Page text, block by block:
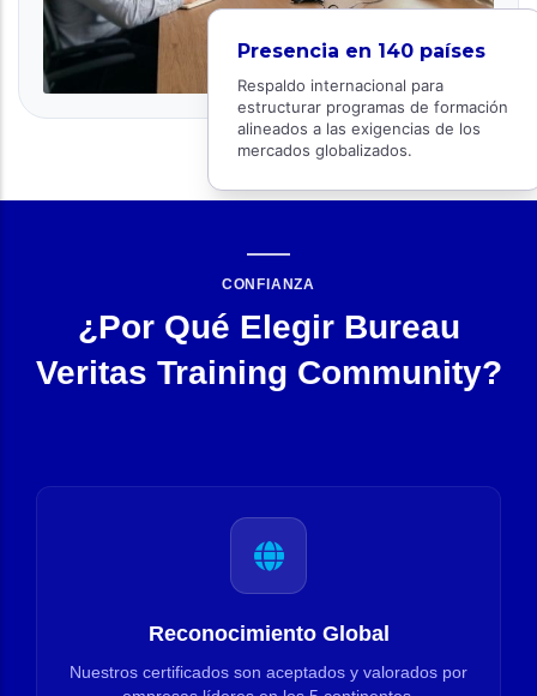
Presencia en 140 países
Respaldo internacional para
estructurar programas de formación
alineados a las exigencias de los
mercados globalizados.
CONFIANZA
¿Por Qué Elegir Bureau
Veritas Training Community?
Reconocimiento Global
Nuestros certificados son aceptados y valorados por